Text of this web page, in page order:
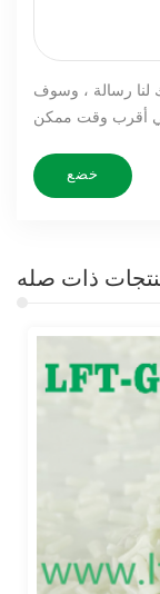
لنا رسالة ، وسوف
ذات صله